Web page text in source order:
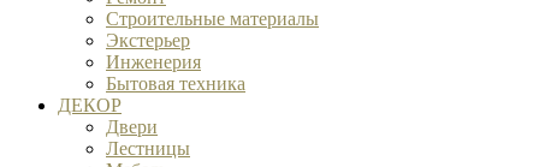
Строительные материалы
Экстерьер
Инженерия
Бытовая техника
ДЕКОР
Двери
Лестницы